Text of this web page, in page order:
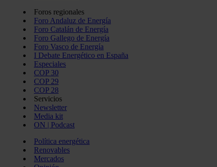
Foros regionales
Foro Andaluz de Energía
Foro Catalán de Energía
Foro Gallego de Energía
Foro Vasco de Energía
I Debate Energético en España
Especiales
COP 30
COP 29
COP 28
Servicios
Newsletter
Media kit
ON | Podcast
Política energética
Renovables
Mercados